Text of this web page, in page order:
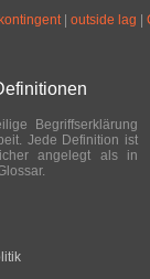
| outside lag
Begriffserklärung
Jede Definition ist
angelegt als in